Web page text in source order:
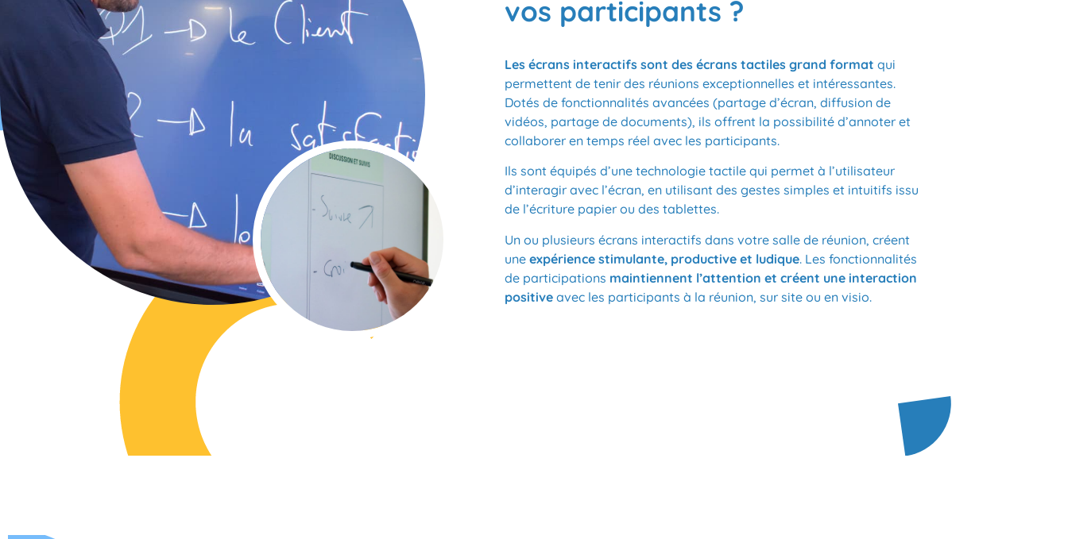
vos participants ?
Les écrans interactifs sont des écrans tactiles grand format qui
permettent de tenir des réunions exceptionnelles et intéressantes.
Dotés de fonctionnalités avancées (partage d’écran, diffusion de
vidéos, partage de documents), ils offrent la possibilité d’annoter et
collaborer en temps réel avec les participants.
Ils sont équipés d’une technologie tactile qui permet à l’utilisateur
d’interagir avec l’écran, en utilisant des gestes simples et intuitifs issu
de l’écriture papier ou des tablettes.
Un ou plusieurs écrans interactifs dans votre salle de réunion, créent
une expérience stimulante, productive et ludique. Les fonctionnalités
de participations maintiennent l’attention et créent une interaction
positive avec les participants à la réunion, sur site ou en visio.